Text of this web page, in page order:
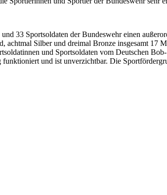
33 Sportsoldaten der Bundeswehr einen
achtmal Silber und dreimal Bronze insgesamt 17
und Sportsoldaten vom Deutschen
und ist unverzichtbar. Die